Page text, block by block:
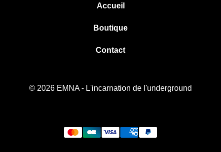
Accueil
Boutique
Contact
© 2026 EMNA- L'incarnation de l'underground